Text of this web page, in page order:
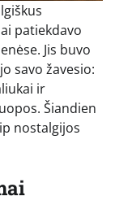
patiekdavo
Jis buvo
savo žavesio:
ir
Šiandien
nostalgijos